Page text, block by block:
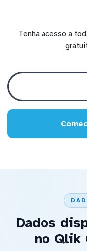
Tenha acesso a
Dados
no Qlik